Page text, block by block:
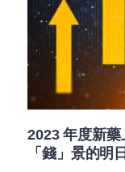
2023 年度新
「錢」景的明